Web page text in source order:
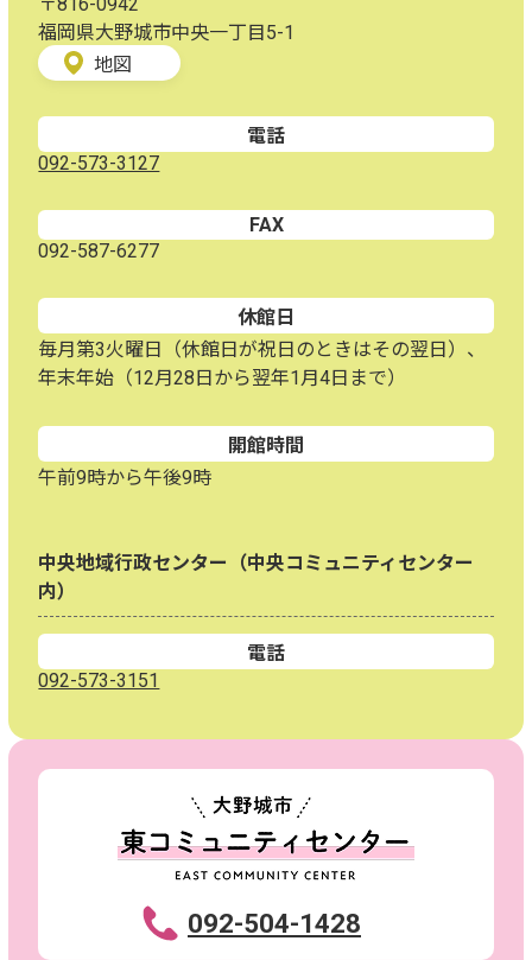
福岡県大野城市中央一丁目5-1
地図
電話
092-573-3127
FAX
092-587-6277
休館日
毎月第3火曜日（休館日が祝日のときはその翌日）、
年末年始（12月28日から翌年1月4日まで）
開館時間
午前9時から午後9時
中央地域行政センター（中央コミュニティセンター
内）
電話
092-573-3151
092-504-1428